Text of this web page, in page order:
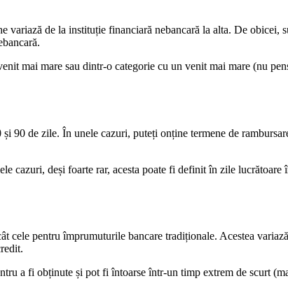
de la instituție financiară nebancară la alta. De obicei,
mai mare sau dintr-o categorie cu un venit mai mare (nu
90 de zile. În unele cazuri, puteți onține termene de
cazuri, deși foarte rar, acesta poate fi definit în zile
pentru împrumuturile bancare tradiționale. Acestea
a fi obținute și pot fi întoarse într-un timp extrem de scurt